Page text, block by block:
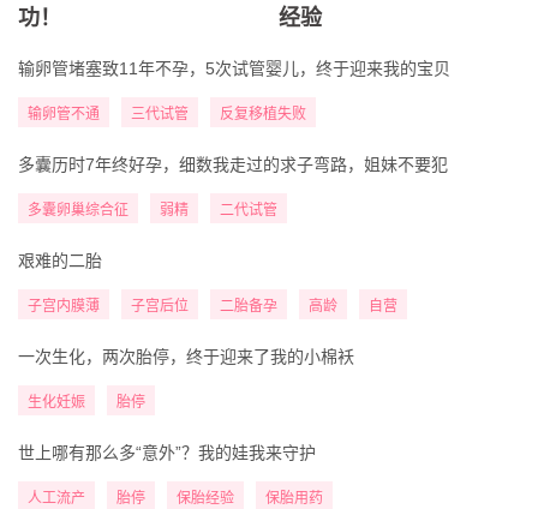
功！
经验
输卵管堵塞致11年不孕，5次试管婴儿，终于迎来我的宝贝
输卵管不通 三代试管 反复移植失败
多囊历时7年终好孕，细数我走过的求子弯路，姐妹不要犯
多囊卵巢综合征 弱精 二代试管
艰难的二胎
子宫内膜薄 子宫后位 二胎备孕 高龄 自营
一次生化，两次胎停，终于迎来了我的小棉袄
生化妊娠 胎停
世上哪有那么多“意外”？我的娃我来守护
人工流产 胎停 保胎经验 保胎用药